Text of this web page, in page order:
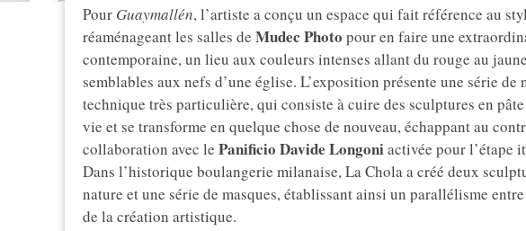
Pour Guaymallén, l’artiste a conçu un espace qui fait référence au
réaménageant les salles de Mudec Photo pour en faire une
contemporaine, un lieu aux couleurs intenses allant du rouge au
semblables aux nefs d’une église. L’exposition présente une série
technique très particulière, qui consiste à cuire des sculptures en
vie et se transforme en quelque chose de nouveau, échappant au
collaboration avec le Panificio Davide Longoniactivée pour l’étape
Dans l’historique boulangerie milanaise, La Chola a créé deux
nature et une série de masques, établissant ainsi un parallélisme
de la création artistique.